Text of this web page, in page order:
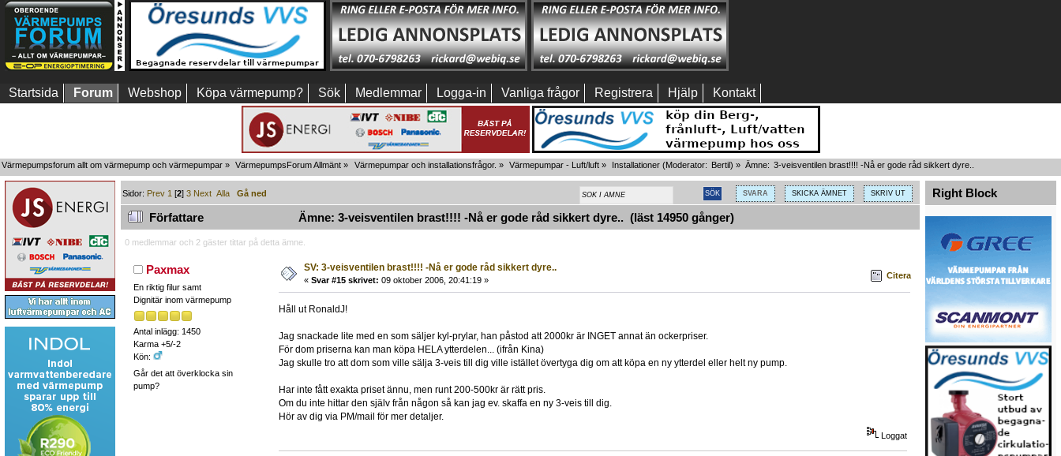
Startsida Forum Webshop Köpa värmepump? Sök Medlemmar Logga-in Vanliga frågor Registrera Hjälp Kontakt
Värmepumpsforum allt om värmepump och värmepumpar » VärmepumpsForum Allmänt » Värmepumpar och installationsfrågor. » Värmepumpar - Luft/luft» Installationer (Moderator: Bertil) » Ämne: 3-veisventilen brast!!!! -Nå er gode råd sikkert dyre..
SVARA SKICKA ÄMNET SKRIV UT
Sidor: Prev 1 [2]3 Next Alla Gå ned
Författare Ämne: 3-veisventilen brast!!!! -Nå er gode råd sikkert dyre.. (läst 14950 gånger)
0 medlemmar och 2 gäster tittar på detta ämne.
Paxmax
En riktig filur samt
Dignitär inom värmepump
Antal inlägg: 1450
Karma +5/-2
Kön:
Går det att överklocka sin
pump?
SV: 3-veisventilen brast!!!! -Nå er gode råd sikkert dyre..
« Svar #15 skrivet: 09 oktober 2006, 20:41:19 » Citera
Håll ut RonaldJ!
Jag snackade lite med en som säljer kyl-prylar, han påstod att 2000kr är INGET annat än ockerpriser.
För dom priserna kan man köpa HELA ytterdelen... (ifrån Kina)
Jag skulle tro att dom som ville sälja 3-veis till dig ville istället övertyga dig om att köpa en ny ytterdel eller helt ny pump.
Har inte fått exakta priset ännu, men runt 200-500kr är rätt pris.
Om du inte hittar den själv från någon så kan jag ev. skaffa en ny 3-veis till dig.
Hör av dig via PM/mail för mer detaljer.
Loggat
Right Block